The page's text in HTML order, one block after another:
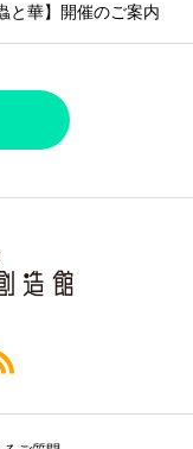
と華】開催のご案内